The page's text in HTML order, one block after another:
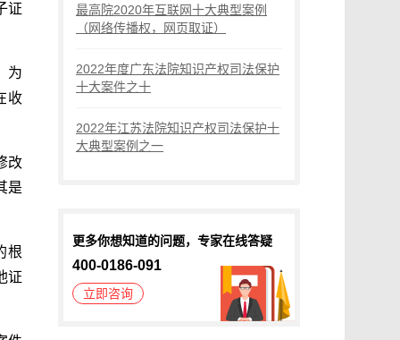
证
为
收
改
是
根
证
最高院2020年互联网十大典型案例
（网络传播权，网页取证）
2022年度广东法院知识产权司法保护
十大案件之十
2022年江苏法院知识产权司法保护十
大典型案例之一
更多你想知道的问题，专家在线答疑
400-0186-091
立即咨询